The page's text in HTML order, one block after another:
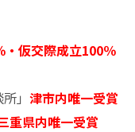
・仮交際成立100％
」 津市内唯一受賞
重県内唯一受賞